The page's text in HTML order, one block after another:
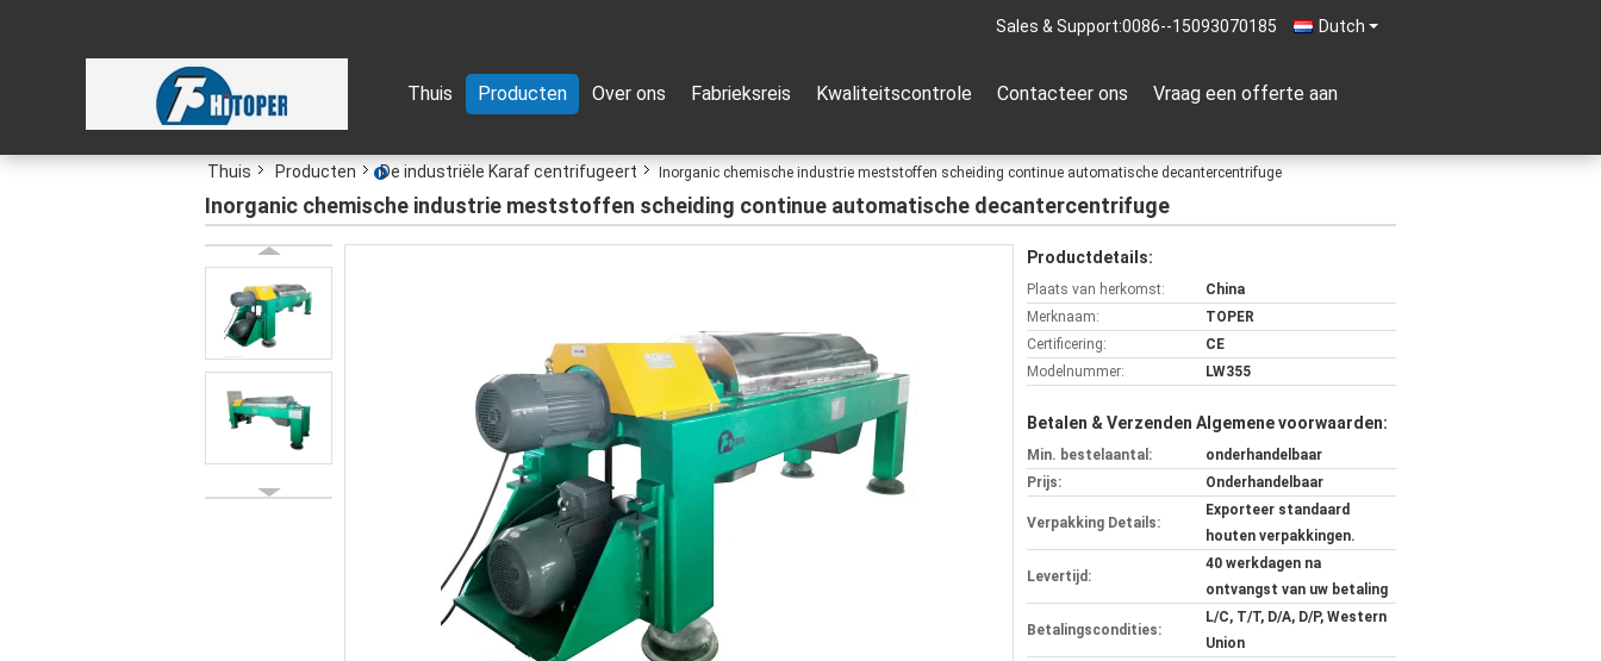
Dutch
Sales & Support:0086--15093070185
Thuis Producten Over ons Fabrieksreis Kwaliteitscontrole Contacteer ons Vraag een offerte aan
Thuis Producten De industriële Karaf centrifugeert Inorganic chemische industrie meststoffen scheiding continue automatische decantercentrifuge
Inorganic chemische industrie meststoffen scheiding continue automatische decantercentrifuge
Productdetails:
Plaats van herkomst:
China
Merknaam:
TOPER
Certificering:
CE
Modelnummer:
LW355
Betalen & Verzenden Algemene voorwaarden:
Min. bestelaantal:
onderhandelbaar
Prijs:
Onderhandelbaar
Verpakking Details:
Exporteer standaard
houten verpakkingen.
Levertijd:
40 werkdagen na
ontvangst van uw betaling
Betalingscondities:
L/C, T/T, D/A, D/P, Western
Union